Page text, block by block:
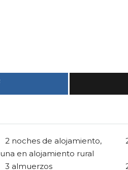
2 noches de alojamiento,
una en alojamiento rural
3 almuerzos